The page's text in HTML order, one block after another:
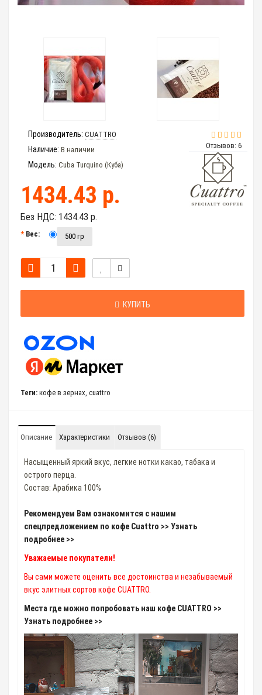
Отзывов: 6
Производитель: CUATTRO
Наличие: В наличии
Модель: Cuba Turquino (Куба)
1434.43 р.
Без НДС: 1434.43 р.
Вес: 500 гр
КУПИТЬ
Теги: кофе в зернах, cuattro
Описание Характеристики Отзывов (6)
Насыщенный яркий вкус, легкие нотки какао, табака и
острого перца.
Cостав: Арабика 100%
Рекомендуем Вам ознакомится с нашим
спецпредложением по кофе Cuattro >> Узнать
подробнее >>
Уважаемые покупатели!
Вы сами можете оценить все достоинства и незабываемый
вкус элитных сортов кофе CUATTRO.
Места где можно попробовать наш кофе CUATTRO >>
Узнать подробнее >>